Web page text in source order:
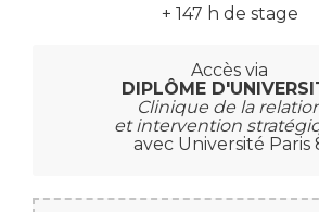
+ 147 h de stage
Accès via
DIPLÔME
Clinique de la
et intervention
avec Université Paris